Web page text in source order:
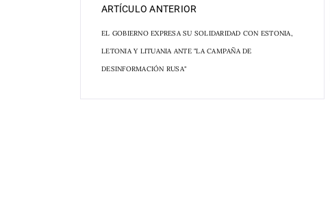
ARTÍCULO ANTERIOR
EL GOBIERNO EXPRESA SU SOLIDARIDAD CON ESTONIA,
LETONIA Y LITUANIA ANTE "LA CAMPAÑA DE
DESINFORMACIÓN RUSA"